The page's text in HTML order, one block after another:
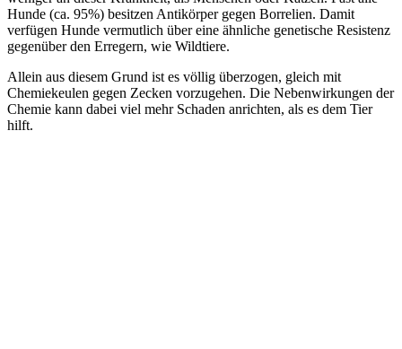
Hunde (ca. 95%) besitzen Antikörper gegen Borrelien. Damit
verfügen Hunde vermutlich über eine ähnliche genetische Resistenz
gegenüber den Erregern, wie Wildtiere.
Allein aus diesem Grund ist es völlig überzogen, gleich mit
Chemiekeulen gegen Zecken vorzugehen. Die Nebenwirkungen der
Chemie kann dabei viel mehr Schaden anrichten, als es dem Tier
hilft.